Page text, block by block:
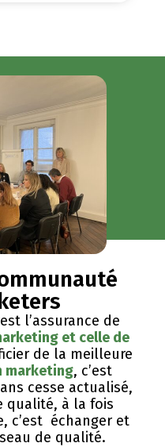
l’assurance de
et celle de
de la meilleure
marketing, c’est
cesse actualisé,
qualité, ​à la fois
c’est échanger et
de qualité.